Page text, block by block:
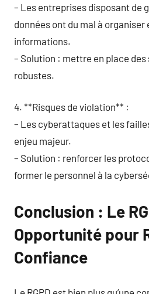
– Les entreprises disposant de
données ont du mal à
informations.
– Solution : mettre en place des
robustes.
4. **Risques de violation** :
– Les cyberattaques et les
enjeu majeur.
– Solution : renforcer les
former le personnel à la
Conclusion : Le
Opportunité pour
Confiance